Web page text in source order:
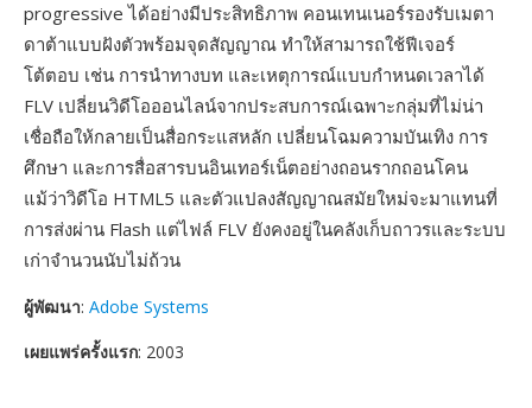
progressive ได้อย่างมีประสิทธิภาพ คอนเทนเนอร์รองรับเมตา
ดาต้าแบบฝังตัวพร้อมจุดสัญญาณ ทำให้สามารถใช้ฟีเจอร์
โต้ตอบ เช่น การนำทางบท และเหตุการณ์แบบกำหนดเวลาได้
FLV เปลี่ยนวิดีโอออนไลน์จากประสบการณ์เฉพาะกลุ่มที่ไม่น่า
เชื่อถือให้กลายเป็นสื่อกระแสหลัก เปลี่ยนโฉมความบันเทิง การ
ศึกษา และการสื่อสารบนอินเทอร์เน็ตอย่างถอนรากถอนโคน
แม้ว่าวิดีโอ HTML5 และตัวแปลงสัญญาณสมัยใหม่จะมาแทนที่
การส่งผ่าน Flash แต่ไฟล์ FLV ยังคงอยู่ในคลังเก็บถาวรและระบบ
เก่าจำนวนนับไม่ถ้วน
ผู้พัฒนา: Adobe Systems
เผยแพร่ครั้งแรก: 2003